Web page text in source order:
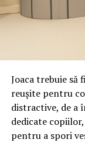
împreună, nu în
durata de viață
Directoratul
false până la
financiare.
sursei
unic 1911.
Campaniile
Joaca trebuie
reușite pentru
distractive, de a
dedicate
pentru a spori